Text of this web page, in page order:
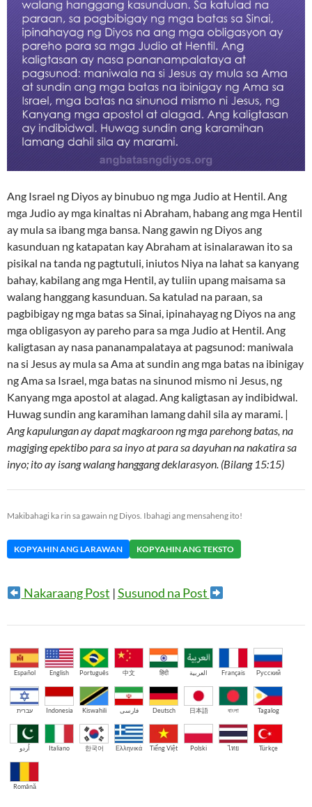
Ang Israel ng Diyos ay binubuo ng mga Judio at Hentil. Ang
mga Judio ay mga kinaltas ni Abraham, habang ang mga Hentil
ay mula sa ibang mga bansa. Nang gawin ng Diyos ang
kasunduan ng katapatan kay Abraham at isinalarawan ito sa
pisikal na tanda ng pagtutuli, iniutos Niya na lahat sa kanyang
bahay, kabilang ang mga Hentil, ay tuliin upang maisama sa
walang hanggang kasunduan. Sa katulad na paraan, sa
pagbibigay ng mga batas sa Sinai, ipinahayag ng Diyos na ang
mga obligasyon ay pareho para sa mga Judio at Hentil. Ang
kaligtasan ay nasa pananampalataya at pagsunod: maniwala
na si Jesus ay mula sa Ama at sundin ang mga batas na ibinigay
ng Ama sa Israel, mga batas na sinunod mismo ni Jesus, ng
Kanyang mga apostol at alagad. Ang kaligtasan ay indibidwal.
Huwag sundin ang karamihan lamang dahil sila ay marami. |
Ang kapulungan ay dapat magkaroon ng mga parehong batas, na
magiging epektibo para sa inyo at para sa dayuhan na nakatira sa
inyo; ito ay isang walang hanggang deklarasyon. (Bilang 15:15)
Makibahagi ka rin sa gawain ng Diyos. Ibahagi ang mensaheng ito!
KOPYAHIN ANG LARAWAN KOPYAHIN ANG TEKSTO
Nakaraang Post |Susunod na Post
Español English Português 中文 हिंदी العربية Français Русский
עברית Indonesia Kiswahili فارسی Deutsch 日本語 বাংলা Tagalog
اُردو Italiano 한국어 Ελληνικά Tiếng Việt Polski ไทย Türkçe
Română